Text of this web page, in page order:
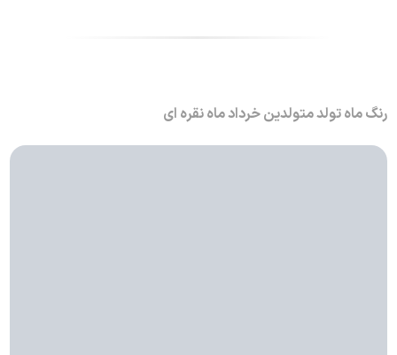
رنگ ماه تولد متولدین خرداد ماه نقره ای